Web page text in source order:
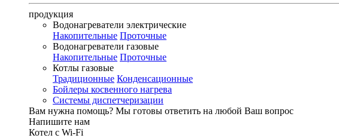
продукция
Водонагреватели электрические
Накопительные Проточные
Водонагреватели газовые
Накопительные Проточные
Котлы газовые
Традиционные Конденсационные
Бойлеры косвенного нагрева
Системы диспетчеризации
Вам нужна помощь? Мы готовы ответить на любой Ваш вопрос
Напишите нам
Котел с Wi-Fi